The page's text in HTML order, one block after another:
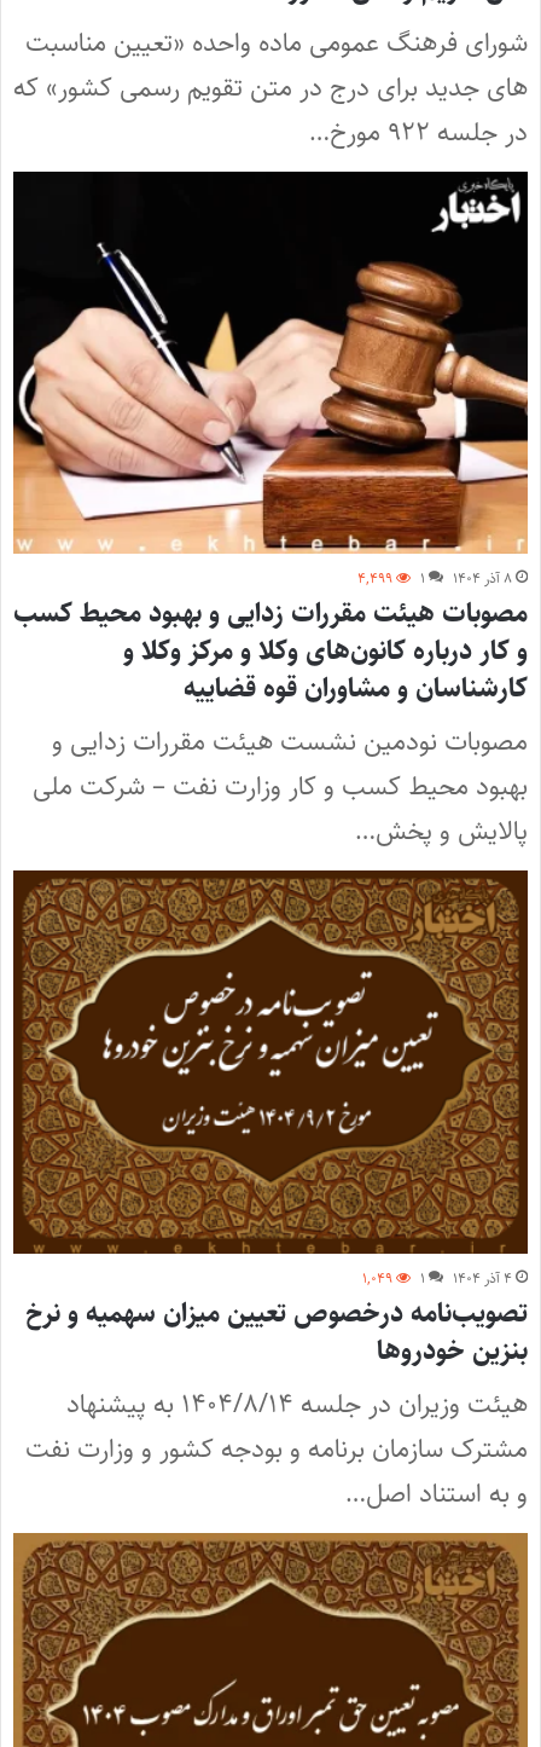
شورای فرهنگ عمومی ماده واحده «تعیین مناسبت
های جدید برای درج در متن تقویم رسمی کشور» که
در جلسه ۹۲۲ مورخ…
۸ آذر ۱۴۰۴ ۱ ۴,۴۹۹
مصوبات هیئت مقررات زدایی و بهبود محیط کسب
و کار درباره کانون‌های وکلا و مرکز وکلا و
کارشناسان و مشاوران قوه قضاییه
مصوبات نودمین نشست هیئت مقررات زدایی و
بهبود محیط کسب و کار وزارت نفت – شرکت ملی
پالایش و پخش…
۴ آذر ۱۴۰۴ ۱ ۱,۰۴۹
تصویب‌نامه درخصوص تعیین میزان سهمیه و نرخ
بنزین خودروها
هیئت وزیران در جلسه ۱۴۰۴/۸/۱۴ به پیشنهاد
مشترک سازمان برنامه و بودجه کشور و وزارت نفت
و به استناد اصل…